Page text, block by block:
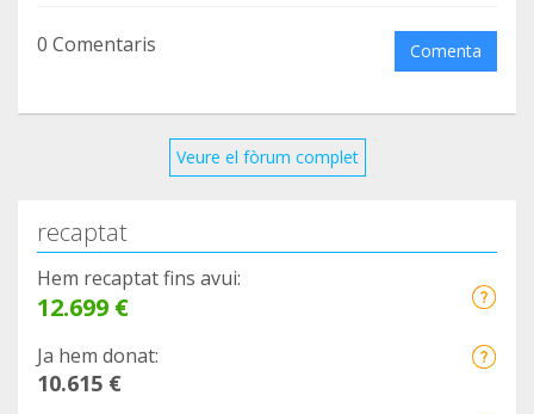
0 Comentaris Comenta
Veure el fòrum complet
recaptat
Hem recaptat fins avui:
12.699 €
Ja hem donat:
10.615 €